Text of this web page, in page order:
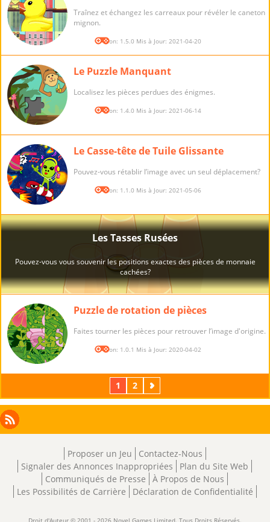
Traînez et échangez les carreaux pour révéler le caneton
mignon.
Version: 1.5.0 Mis à Jour: 2021-04-20
Le Puzzle Manquant
Localisez les pièces perdues des énigmes.
Version: 1.4.0 Mis à Jour: 2021-06-14
Le Casse-tête de Tuile Glissante
Pouvez-vous rétablir l’image avec un seul déplacement?
Version: 1.1.0 Mis à Jour: 2021-05-06
Puzzle de rotation de pièces
Faites tourner les pièces pour retrouver l’image d'origine.
Version: 1.0.1 Mis à Jour: 2020-04-02
1 2 Suivant
Facebook
Instagram
X
LinkedIn
RSS
Proposer un Jeu
Contactez-Nous
Signaler des Annonces Inappropriées
Plan du Site Web
Communiqués de Presse
À Propos de Nous
Les Possibilités de Carrière
Déclaration de Confidentialité
Droit d'Auteur © 2001 - 2026 Novel Games Limited. Tous Droits Réservés.